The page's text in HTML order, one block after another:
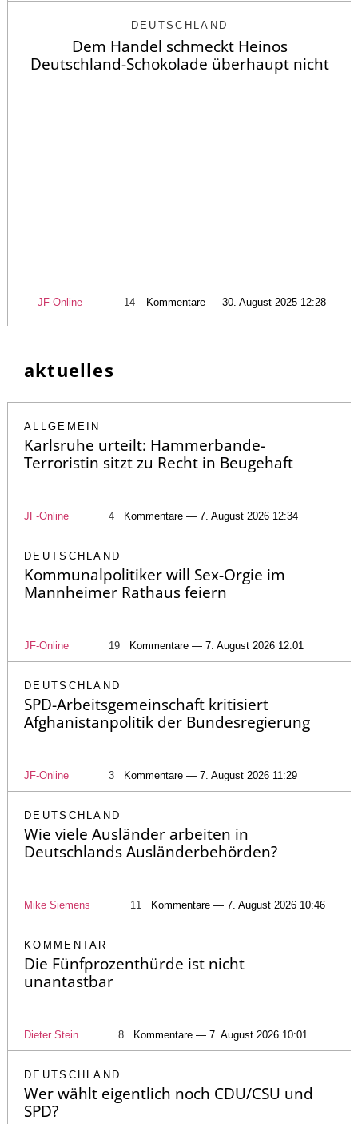
DEUTSCHLAND
Dem Handel schmeckt Heinos
Deutschland-Schokolade überhaupt nicht
JF-Online 14 Kommentare — 30. August 2025 12:28
aktuelles
ALLGEMEIN
Karlsruhe urteilt: Hammerbande-
Terroristin sitzt zu Recht in Beugehaft
JF-Online 4 Kommentare — 7. August 2026 12:34
DEUTSCHLAND
Kommunalpolitiker will Sex-Orgie im
Mannheimer Rathaus feiern
JF-Online 19 Kommentare — 7. August 2026 12:01
DEUTSCHLAND
SPD-Arbeitsgemeinschaft kritisiert
Afghanistanpolitik der Bundesregierung
JF-Online 3 Kommentare — 7. August 2026 11:29
DEUTSCHLAND
Wie viele Ausländer arbeiten in
Deutschlands Ausländerbehörden?
Mike Siemens 11 Kommentare — 7. August 2026 10:46
KOMMENTAR
Die Fünfprozenthürde ist nicht
unantastbar
Dieter Stein 8 Kommentare — 7. August 2026 10:01
DEUTSCHLAND
Wer wählt eigentlich noch CDU/CSU und
SPD?